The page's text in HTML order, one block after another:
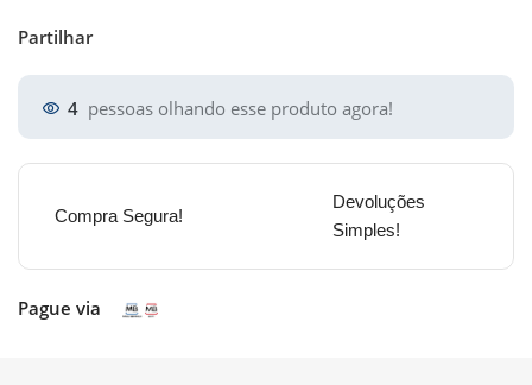
Partilhar
4 pessoas olhando esse produto agora!
Compra Segura!
Devoluções
Simples!
Pague via